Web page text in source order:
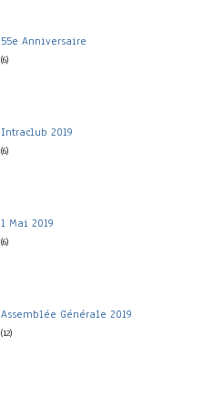
55e Anniversaire
(6)
Intraclub 2019
(6)
1 Mai 2019
(6)
Assemblée Générale 2019
(12)